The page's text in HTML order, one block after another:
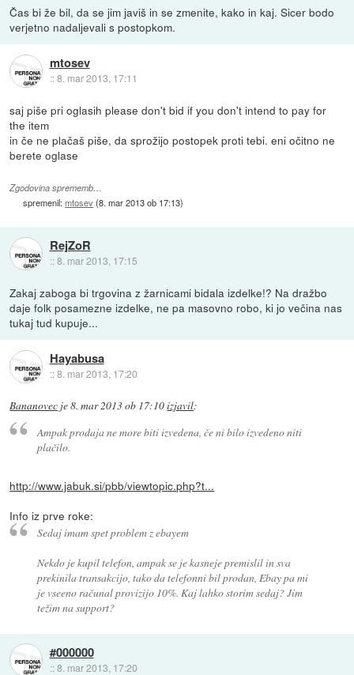
Čas bi že bil, da se jim javiš in se zmenite, kako in kaj. Sicer bodo
verjetno nadaljevali s postopkom.
mtosev
::8. mar 2013, 17:11
saj piše pri oglasih please don't bid if you don't intend to pay for
the item
in če ne plačaš piše, da sprožijo postopek proti tebi. eni očitno ne
berete oglase
Zgodovina sprememb…
spremenil:mtosev(8. mar 2013 ob 17:13)
RejZoR
::8. mar 2013, 17:15
Zakaj zaboga bi trgovina z žarnicami bidala izdelke!? Na dražbo
daje folk posamezne izdelke, ne pa masovno robo, ki jo večina nas
tukaj tud kupuje...
Hayabusa
::8. mar 2013, 17:20
Bananovec je8. mar 2013 ob 17:10izjavil:
Ampak prodaja ne more biti izvedena, če ni bilo izvedeno niti
plačilo.
http://www.jabuk.si/pbb/viewtopic.php?t...
Info iz prve roke:
Sedaj imam spet problem z ebayem
Nekdo je kupil telefon, ampak se je kasneje premislil in sva
prekinila transakcijo, tako da telefonni bil prodan, Ebay pa mi
je vseeno računal provizijo 10%. Kaj lahko storim sedaj? Jim
težim na support?
#000000
::8. mar 2013, 17:20